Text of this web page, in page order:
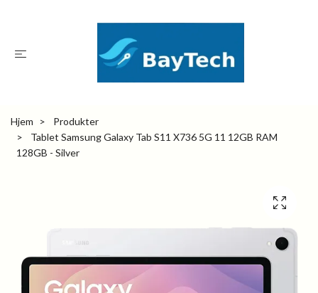
Hjem
Produkter
Tablet Samsung Galaxy Tab S11 X736 5G 11 12GB RAM
128GB - Silver